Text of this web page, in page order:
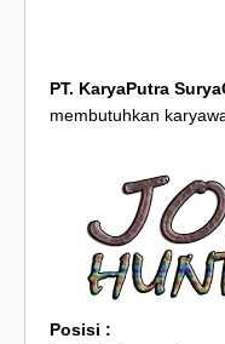
PT. KaryaPutra
membutuhkan
Posisi :